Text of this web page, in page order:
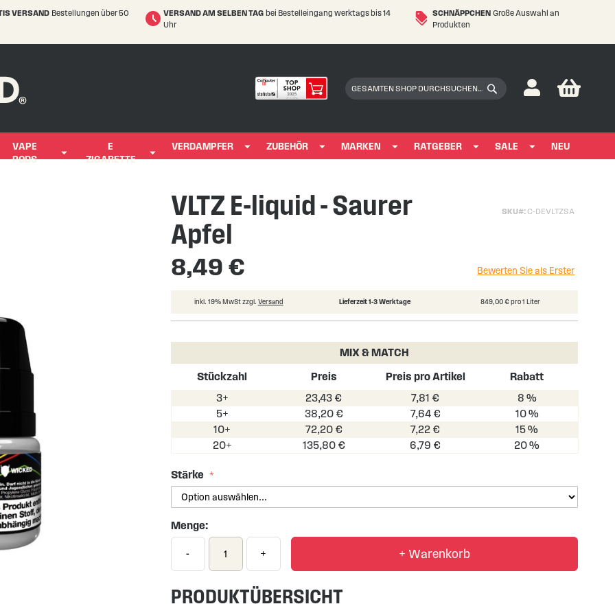
VERSAND Bestellungen über 50
VERSAND AM SELBEN TAG bei Bestelleingang werktags bis 14
Uhr
SCHNÄPPCHEN Große Auswahl an
Produkten
Suchen
My
VAPE
PODS
E
ZIGARETTE
VERDAMPFER ZUBEHÖR MARKEN RATGEBER SALE NEU
VLTZ E-liquid - Saurer
Apfel
SKU C-DEVLTZSA
8,49 € Bewerten Sie als Erster
inkl. 19% MwSt zzgl. Versand Lieferzeit 1-3 Werktage 849,00 € pro 1 Liter
MIX & MATCH
Stückzahl Preis Preis pro Artikel
Rabatt
3+
23,43 € 7,81 €
8 %
5+
38,20 € 7,64 €
10 %
10+
72,20 € 7,22 €
15 %
20+
135,80 € 6,79 € 20 %
Stärke
Menge:
- + + Warenkorb
PRODUKTÜBERSICHT